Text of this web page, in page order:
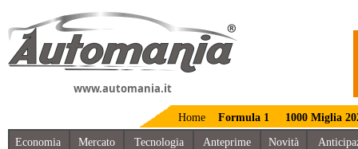
www.automania.it
Home Formula 1 1000 Miglia
Economia Mercato Tecnologia Anteprime Novità